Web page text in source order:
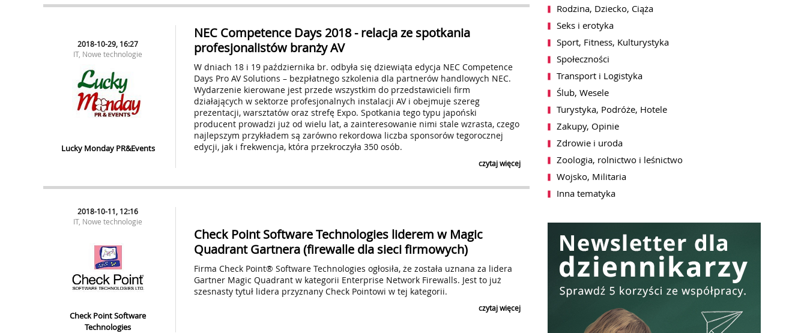
2018-10-29, 16:27
IT, Nowe technologie
Lucky Monday PR&Events
NEC Competence Days 2018 - relacja ze spotkania
profesjonalistów branży AV
W dniach 18 i 19 października br. odbyła się dziewiąta edycja NEC Competence
Days Pro AV Solutions – bezpłatnego szkolenia dla partnerów handlowych NEC.
Wydarzenie kierowane jest przede wszystkim do przedstawicieli firm
działających w sektorze profesjonalnych instalacji AV i obejmuje szereg
prezentacji, warsztatów oraz strefę Expo. Spotkania tego typu japoński
producent prowadzi już od wielu lat, a zainteresowanie nimi stale wzrasta, czego
najlepszym przykładem są zarówno rekordowa liczba sponsorów tegorocznej
edycji, jak i frekwencja, która przekroczyła 350 osób.
czytaj więcej
2018-10-11, 12:16
IT, Nowe technologie
Check Point Software
Technologies
Check Point Software Technologies liderem w Magic
Quadrant Gartnera (firewalle dla sieci firmowych)
Firma Check Point® Software Technologies ogłosiła, że została uznana za lidera
Gartner Magic Quadrant w kategorii Enterprise Network Firewalls. Jest to już
szesnasty tytuł lidera przyznany Check Pointowi w tej kategorii.
czytaj więcej
Rodzina, Dziecko, Ciąża
Seks i erotyka
Sport, Fitness, Kulturystyka
Społeczności
Transport i Logistyka
Ślub, Wesele
Turystyka, Podróże, Hotele
Zakupy, Opinie
Zdrowie i uroda
Zoologia, rolnictwo i leśnictwo
Wojsko, Militaria
Inna tematyka
Harmonogram wysyłki*
natychmiast po akceptacji notki przez redakcję
raz dziennie (wiadomość zbiorcza)
Kategoria tematyczna*
Wyrażam zgodę na przetwarzanie moich danych osobowych przez WhitePress sp. z o.o. z siedzibą
w Bielsku-Białej przy ul. Legionów 26/28, w celu przesyłania mi na podany adres email informacji o
nowych notkach prasowych dodawanych przez użytkowników platformy WhitePress. Więcej
informacji związanych z przetwarzaniem danych osobowych znajdą Państwo w naszej
Prywatności . Zgoda na przetwarzanie danych w ww. celu może być w każdej chwili cofnięta
poprzezhttps://www.biuroprasowe.pl/newsletter-zmien
, jak również przez kliknięcie w
ZAPISZ SIĘ DO NEWSLETTERA